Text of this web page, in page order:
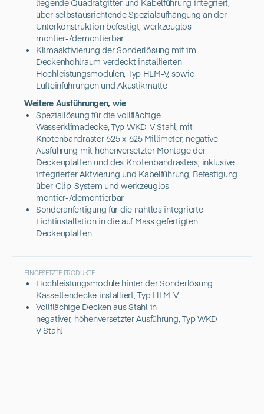
liegende Quadratgitter und Kabelführung integriert,
über selbstausrichtende Spezialaufhängung an der
Unterkonstruktion befestigt, werkzeuglos
montier-/demontierbar
Klimaaktivierung der Sonderlösung mit im
Deckenhohlraum verdeckt installierten
Hochleistungsmodulen, Typ HLM-V, sowie
Lufteinführungen und Akustikmatte
Weitere Ausführungen, wie
Speziallösung für die vollflächige
Wasserklimadecke, Typ WKD-V Stahl, mit
Knotenbandraster 625 x 625 Millimeter, negative
Ausführung mit höhenversetzter Montage der
Deckenplatten und des Knotenbandrasters, inklusive
integrierter Aktvierung und Kabelführung, Befestigung
über Clip-System und werkzeuglos
montier-/demontierbar
Sonderanfertigung für die nahtlos integrierte
Lichtinstallation in die auf Mass gefertigten
Deckenplatten
EINGESETZTE PRODUKTE
Hochleistungsmodule hinter der Sonderlösung
Kassettendecke installiert, Typ HLM-V
Vollflächige Decken aus Stahl in
negativer, höhenversetzter Ausführung, Typ WKD-
V Stahl